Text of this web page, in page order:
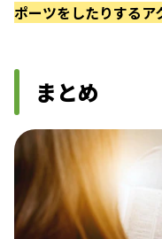
ポーツをしたりするア
まとめ